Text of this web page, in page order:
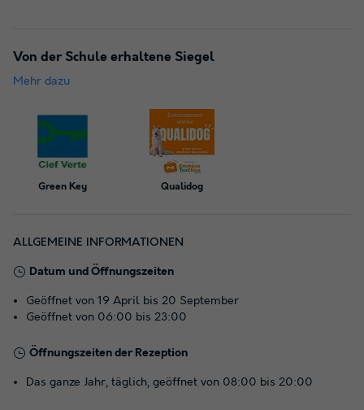
Von der Schule erhaltene Siegel
Mehr dazu
Green Key Qualidog
ALLGEMEINE INFORMATIONEN
Datum und Öffnungszeiten
Geöffnet von 19 April bis 20 September
Geöffnet von 06:00 bis 23:00
Öffnungszeiten der Rezeption
Das ganze Jahr, täglich, geöffnet von 08:00 bis 20:00